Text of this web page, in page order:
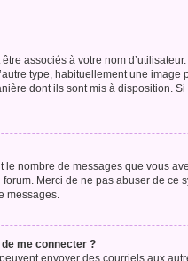
associés à votre nom
type, habituellement une
dont ils sont mis à
nombre de messages que vous
Merci de ne pas abuser de
messages.
me connecter ?
envoyer des courriels aux